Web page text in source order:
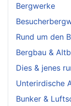
Bergwerke
Rund um den
Bergbau &
Dies & jenes
Unterirdische
Bunker &